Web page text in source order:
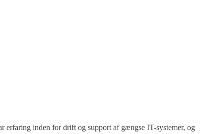
erfaring inden for drift og support af gængse IT-systemer, og